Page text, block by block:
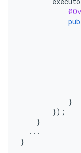
}
});
}
...
}